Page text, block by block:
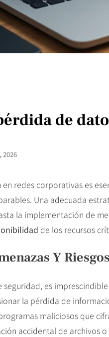
de
2026
redes corporativas es
Una adecuada
la implementación de
de los recursos
Y
seguridad, es
la pérdida de
maliciosos que
accidental de archivos